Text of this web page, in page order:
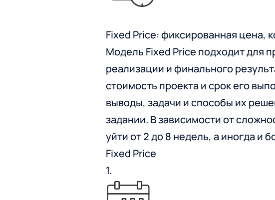
Fixed Price: фиксированная цена,
Модель Fixed Price подходит для
реализации и финального
стоимость проекта и срок его
выводы, задачи и способы их
задании. В зависимости от
уйти от 2 до 8 недель, а иногда и
Fixed Price
1.